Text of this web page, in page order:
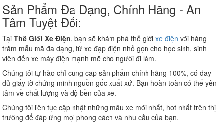
Sản Phẩm Đa Dạng, Chính Hãng - An
Tâm Tuyệt Đối:
Tại Thế Giới Xe Điện, bạn sẽ khám phá thế giới xe điện với hàng
trăm mẫu mã đa dạng, từ xe đạp điện nhỏ gọn cho học sinh, sinh
viên đến xe máy điện mạnh mẽ cho người đi làm.
Chúng tôi tự hào chỉ cung cấp sản phẩm chính hãng 100%, có đầy
đủ giấy tờ chứng minh nguồn gốc xuất xứ. Bạn hoàn toàn có thể yên
tâm về chất lượng và độ bền của xe.
Chúng tôi liên tục cập nhật những mẫu xe mới nhất, hot nhất trên thị
trường để đáp ứng mọi phong cách và nhu cầu của bạn.